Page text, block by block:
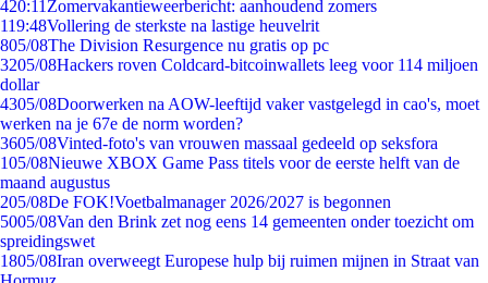
420:11 Zomervakantieweerbericht: aanhoudend zomers
119:48Vollering de sterkste na lastige heuvelrit
805/08The Division Resurgence nu gratis op pc
3205/08Hackers roven Coldcard-bitcoinwallets leeg voor 114 miljoen
dollar
4305/08Doorwerken na AOW-leeftijd vaker vastgelegd in cao's, moet
werken na je 67e de norm worden?
3605/08Vinted-foto's van vrouwen massaal gedeeld op seksfora
105/08Nieuwe XBOX Game Pass titels voor de eerste helft van de
maand augustus
205/08De FOK!Voetbalmanager 2026/2027 is begonnen
5005/08Van den Brink zet nog eens 14 gemeenten onder toezicht om
spreidingswet
1805/08Iran overweegt Europese hulp bij ruimen mijnen in Straat van